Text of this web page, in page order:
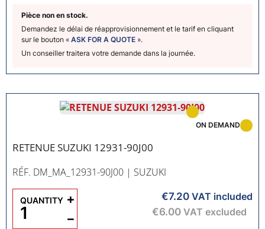
Pièce non en stock.
Demandez le délai de réapprovisionnement et le tarif en cliquant
sur le bouton « ASK FOR A QUOTE ».
Un conseiller traitera votre demande dans la journée.
RETENUE SUZUKI 12931-90J00
RÉF. DM_MA_12931-90J00 | SUZUKI
ON DEMAND
€7.20 VAT included
€6.00 VAT excluded
QUANTITY
−
+